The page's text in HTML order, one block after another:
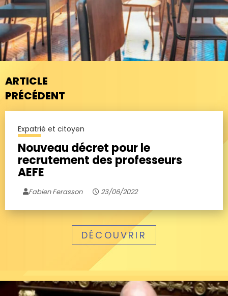
ARTICLE
PRÉCÉDENT
Expatrié et citoyen
Nouveau décret pour le
recrutement des professeurs
AEFE
Fabien Ferasson 23/06/2022
DÉCOUVRIR